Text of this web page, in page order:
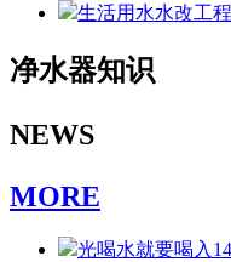
生活用水水改工程
净水器知识
NEWS
MORE
光喝水就要喝入